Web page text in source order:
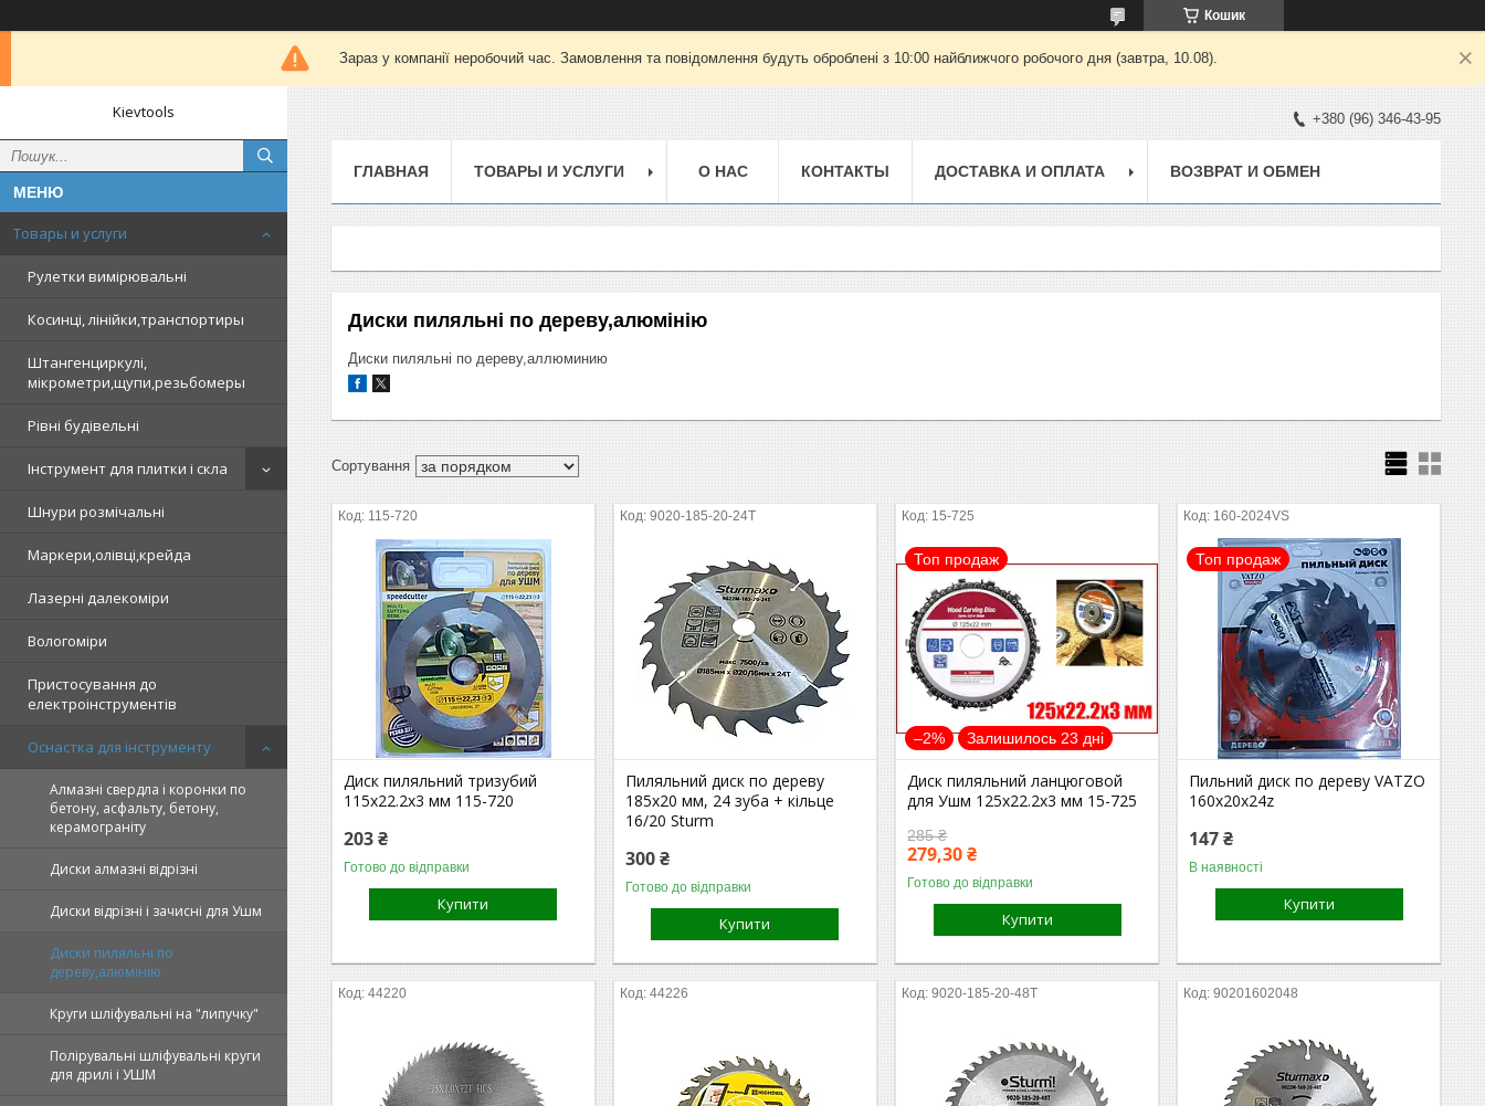
Кошик
Зараз у компанії неробочий час. Замовлення та повідомлення будуть оброблені з 10:00 найближчого робочого дня (завтра, 10.08).
Kievtools
Товары и услуги
Рулетки вимірювальні
Косинці, лінійки,транспортиры
Штангенциркулі,
мікрометри,щупи,резьбомеры
Рівні будівельні
Інструмент для плитки і скла
Шнури розмічальні
Маркери,олівці,крейда
Лазерні далекоміри
Вологоміри
Пристосування до
електроінструментів
Оснастка для інструменту
Алмазні свердла і коронки по
бетону, асфальту, бетону,
керамограніту
Диски алмазні відрізні
Диски відрізні і зачисні для Ушм
Диски пиляльні по
дереву,алюмінію
Круги шліфувальні на "липучку"
Полірувальні шліфувальні круги
для дрилі і УШМ
+380 (96) 346-43-95
ГЛАВНАЯ ТОВАРЫ И УСЛУГИ О НАС КОНТАКТЫ ДОСТАВКА И ОПЛАТА ВОЗВРАТ И ОБМЕН
Диски пиляльні по дереву,алюмінію
Диски пиляльні по дереву,аллюминию
115-720
Диск пиляльний тризубий
115х22.2х3 мм 115-720
203 ₴
Готово до відправки
Купити
9020-185-20-24T
Пиляльний диск по дереву
185х20 мм, 24 зуба + кільце
16/20 Sturm
300 ₴
Готово до відправки
Купити
15-725
Топ продаж
–2% Залишилось 23 дні
Диск пиляльний ланцюговой
для Ушм 125х22.2х3 мм 15-725
285 ₴
279,30 ₴
Готово до відправки
Купити
160-2024VS
Топ продаж
Пильний диск по дереву VATZO
160x20x24z
147 ₴
В наявності
Купити
44220 44226 9020-185-20-48T 90201602048